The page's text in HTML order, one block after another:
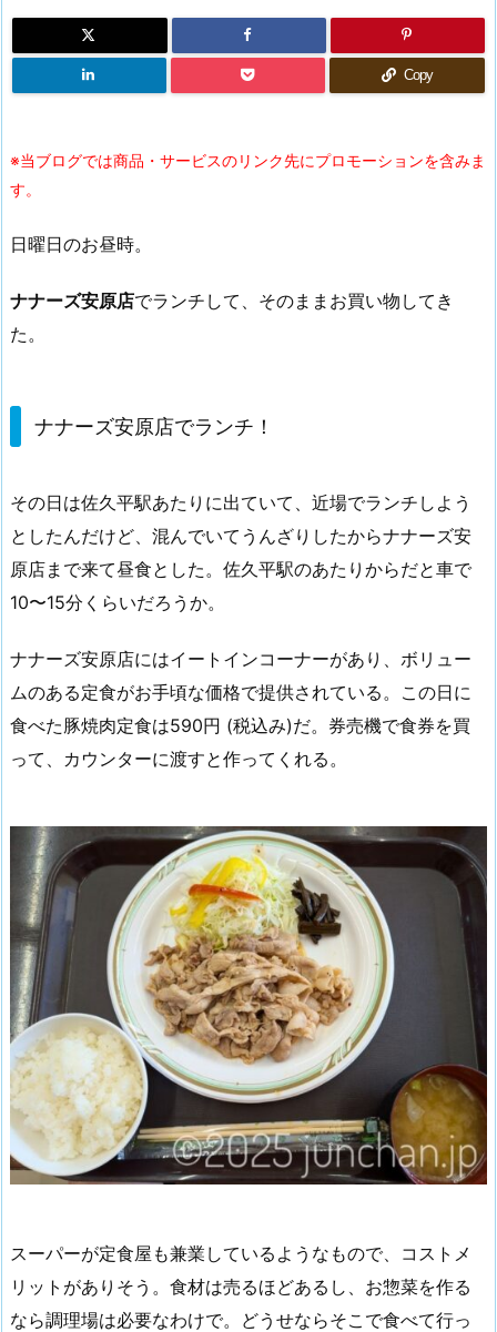
Copy
※当ブログでは商品・サービスのリンク先にプロモーションを含みま
す。
日曜日のお昼時。
ナナーズ安原店でランチして、そのままお買い物してき
た。
ナナーズ安原店でランチ！
その日は佐久平駅あたりに出ていて、近場でランチしよう
としたんだけど、混んでいてうんざりしたからナナーズ安
原店まで来て昼食とした。佐久平駅のあたりからだと車で
10〜15分くらいだろうか。
ナナーズ安原店にはイートインコーナーがあり、ボリュー
ムのある定食がお手頃な価格で提供されている。この日に
食べた豚焼肉定食は590円 (税込み)だ。券売機で食券を買
って、カウンターに渡すと作ってくれる。
スーパーが定食屋も兼業しているようなもので、コストメ
リットがありそう。食材は売るほどあるし、お惣菜を作る
なら調理場は必要なわけで。どうせならそこで食べて行っ